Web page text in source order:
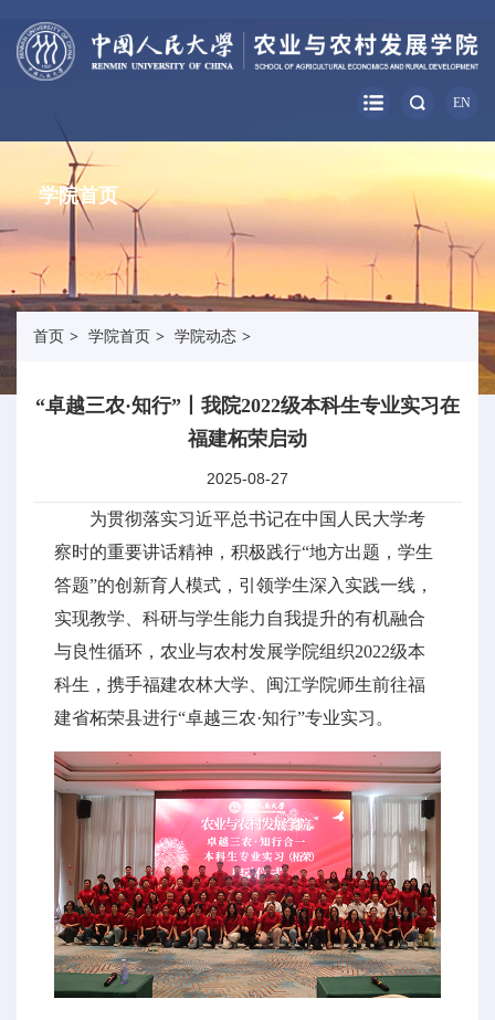
EN
学院首页
首页 > 学院首页 > 学院动态 >
“卓越三农·知行”丨我院2022级本科生专业实习在
福建柘荣启动
2025-08-27
为贯彻落实习近平总书记在中国人民大学考
察时的重要讲话精神，积极践行“地方出题，学生
答题”的创新育人模式，引领学生深入实践一线，
实现教学、科研与学生能力自我提升的有机融合
与良性循环，农业与农村发展学院组织2022级本
科生，携手福建农林大学、闽江学院师生前往福
建省柘荣县进行“卓越三农·知行”专业实习。